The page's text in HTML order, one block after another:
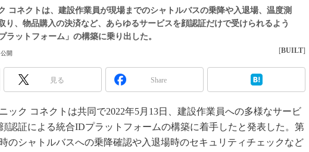
日本 ものづくりワールド 2020
メンテナンス・レジリエンスTOKYO
IGAS2018
コネクトは、建設作業員が現場までのシャトルバスの乗降や入退場、温度測
り、物品購入の決済など、あらゆるサービスを顔認証だけで受けられるよう
ラットフォーム」の構築に乗り出した。
開 [BUILT]
見る Share
ック コネクトは共同で2022年5月13日、建設作業員への多様なサービ
認証による統合IDプラットフォームの構築に着手したと発表した。第
のシャトルバスへの乗降確認や入退場時のセキュリティチェックなど